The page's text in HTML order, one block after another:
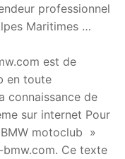
professionnel
Maritimes …
est de
en toute
connaissance de
sur internet Pour
motoclub »
Ce texte